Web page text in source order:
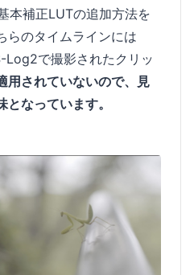
本補正LUTの追加方法を
らのタイムラインには
Log2で撮影されたクリッ
用されていないので、見
なっています。